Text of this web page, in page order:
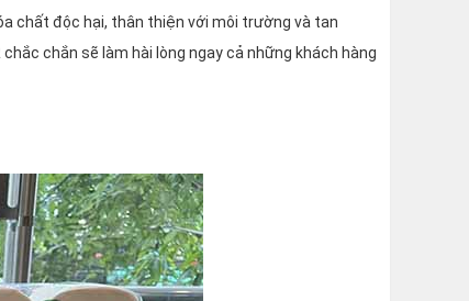
chất độc hại, thân thiện với môi trường và tan
chắn sẽ làm hài lòng ngay cả những khách hàng